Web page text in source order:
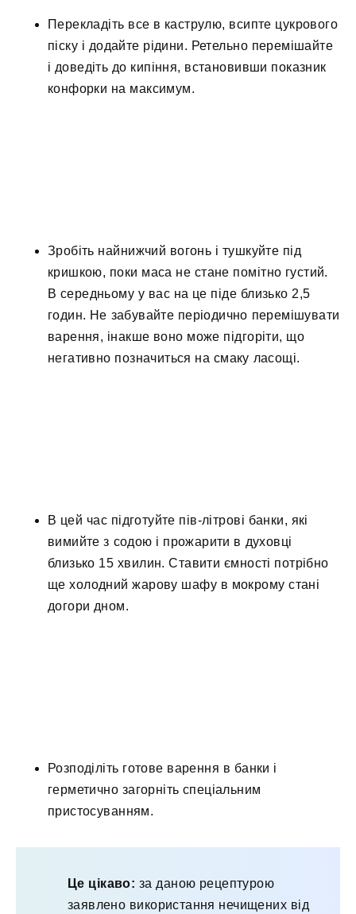
Перекладіть все в каструлю, всипте цукрового
піску і додайте рідини. Ретельно перемішайте
і доведіть до кипіння, встановивши показник
конфорки на максимум.
Зробіть найнижчий вогонь і тушкуйте під
кришкою, поки маса не стане помітно густий.
В середньому у вас на це піде близько 2,5
годин. Не забувайте періодично перемішувати
варення, інакше воно може підгоріти, що
негативно позначиться на смаку ласощі.
В цей час підготуйте пів-літрові банки, які
вимийте з содою і прожарити в духовці
близько 15 хвилин. Ставити ємності потрібно
ще холодний жарову шафу в мокрому стані
догори дном.
Розподіліть готове варення в банки і
герметично загорніть спеціальним
пристосуванням.
Це цікаво: за даною рецептурою
заявлено використання нечищених від